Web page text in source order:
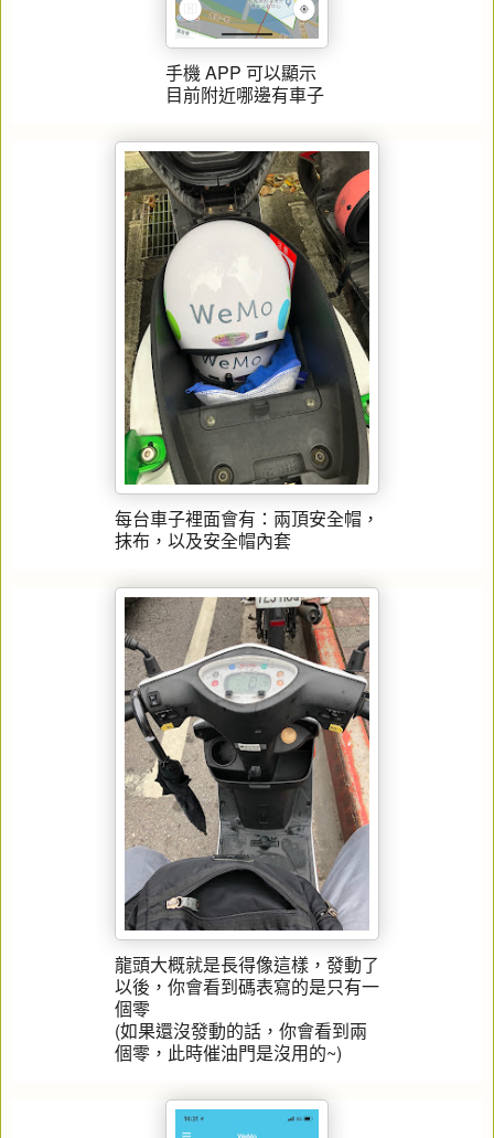
手機 APP 可以顯示
目前附近哪邊有車子
每台車子裡面會有：兩頂安全帽，
抹布，以及安全帽內套
龍頭大概就是長得像這樣，發動了
以後，你會看到碼表寫的是只有一
個零
(如果還沒發動的話，你會看到兩
個零，此時催油門是沒用的~)